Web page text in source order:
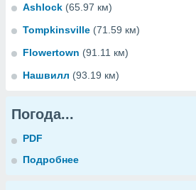
Ashlock (65.97 км)
Tompkinsville (71.59 км)
Flowertown (91.11 км)
Нашвилл (93.19 км)
Погода...
PDF
Подробнее